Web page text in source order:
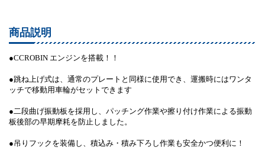
商品説明
●CCROBIN エンジンを搭載！！
●跳ね上げ式は、通常のプレートと同様に使用でき、運搬時にはワンタ
ッチで移動用車輪がセットできます
●二段曲げ振動板を採用し、パッチング作業や擦り付け作業による振動
板後部の早期摩耗を防止しました。
●吊りフックを装備し、積込み・積み下ろし作業も安全かつ便利に！